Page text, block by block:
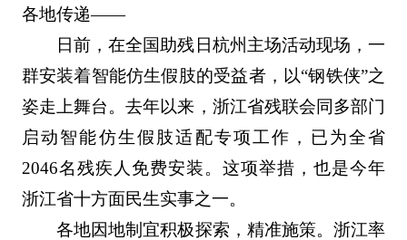
各地传递——
日前，在全国助残日杭州主场活动现场，一
群安装着智能仿生假肢的受益者，以“钢铁侠”之
姿走上舞台。去年以来，浙江省残联会同多部门
启动智能仿生假肢适配专项工作，已为全省
2046名残疾人免费安装。这项举措，也是今年
浙江省十方面民生实事之一。
各地因地制宜积极探索，精准施策。浙江率